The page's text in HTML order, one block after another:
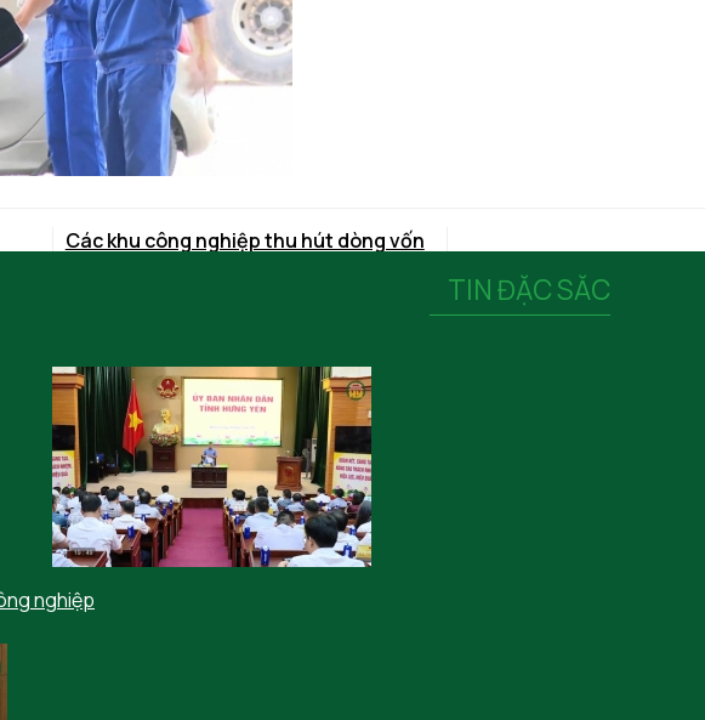
Các khu công nghiệp thu hút dòng vốn
TIN ĐẶC SĂC
nghiệp